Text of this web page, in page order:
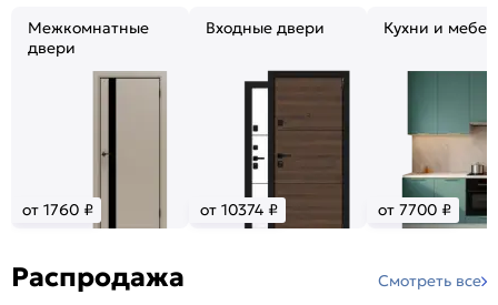
Межкомнатные
двери
от 1760 ₽
Входные двери
от 10374 ₽
Кухни и
от 7700 ₽
Распродажа Смотреть все